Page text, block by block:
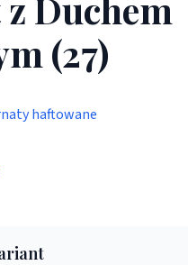
(27)
haftowane